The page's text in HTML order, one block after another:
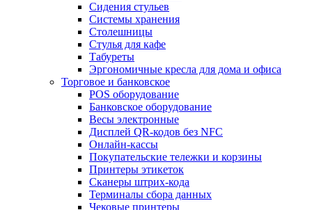
Сидения стульев
Системы хранения
Столешницы
Стулья для кафе
Табуреты
Эргономичные кресла для дома и офиса
Торговое и банковское
POS оборудование
Банковское оборудование
Весы электронные
Дисплей QR-кодов без NFC
Онлайн-кассы
Покупательские тележки и корзины
Принтеры этикеток
Сканеры штрих-кода
Терминалы сбора данных
Чековые принтеры